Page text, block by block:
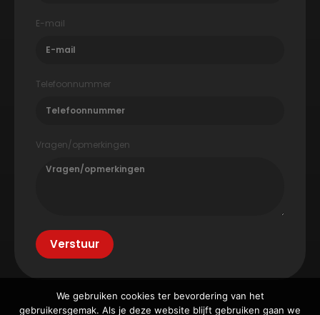
E-mail
Telefoonnummer
Vragen/opmerkingen
Verstuur
We gebruiken cookies ter bevordering van het
gebruikersgemak. Als je deze website blijft gebruiken gaan we